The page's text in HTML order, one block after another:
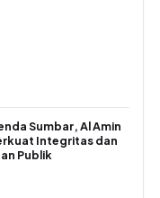
Sumbar, Al Amin
Integritas dan
Publik